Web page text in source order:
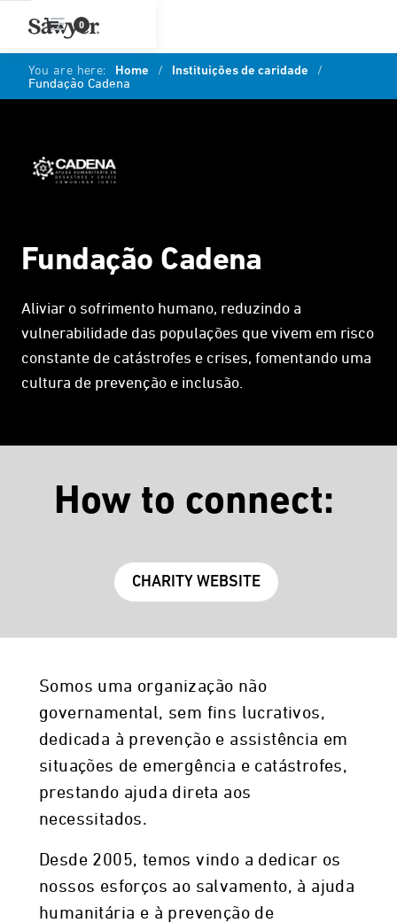
0
You are here: Home / Instituições de caridade /
Fundação Cadena
Fundação Cadena
Aliviar o sofrimento humano, reduzindo a
vulnerabilidade das populações que vivem em risco
constante de catástrofes e crises, fomentando uma
cultura de prevenção e inclusão.
How to connect:
CHARITY WEBSITE
Somos uma organização não
governamental, sem fins lucrativos,
dedicada à prevenção e assistência em
situações de emergência e catástrofes,
prestando ajuda direta aos
necessitados.
Desde 2005, temos vindo a dedicar os
nossos esforços ao salvamento, à ajuda
humanitária e à prevenção de